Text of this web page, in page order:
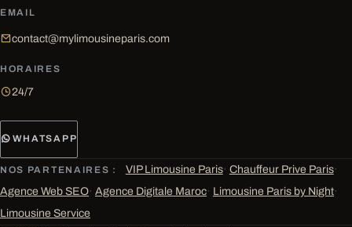
EMAIL
contact@mylimousineparis.com
HORAIRES
24/7
WHATSAPP
NOS PARTENAIRES : VIP Limousine Paris· Chauffeur Prive Paris·
Agence Web SEO· Agence Digitale Maroc· Limousine Paris by Night·
Limousine Service